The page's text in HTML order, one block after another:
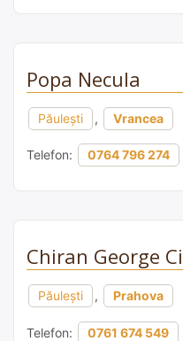
Popa Necula
Păulești , Vrancea
Telefon: 0764 796 274
Chiran George
Păulești , Prahova
Telefon: 0761 674 549